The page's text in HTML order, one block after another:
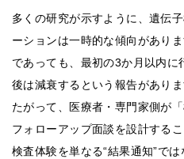
多くの研究が示すように、遺伝
ーションは一時的な傾向があり
であっても、最初の3か月以内
後は減衰するという報告があり
たがって、医療者・専門家側が
フォローアップ面談を設計する
検査体験を単なる“結果通知”で